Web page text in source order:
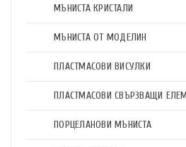
МЪНИСТА КРИСТАЛИ
МЪНИСТА ОТ МОДЕЛИН
ПЛАСТМАСОВИ ВИСУЛКИ
ПЛАСТМАСОВИ СВЪРЗВАЩИ
ПОРЦЕЛАНОВИ МЪНИСТА